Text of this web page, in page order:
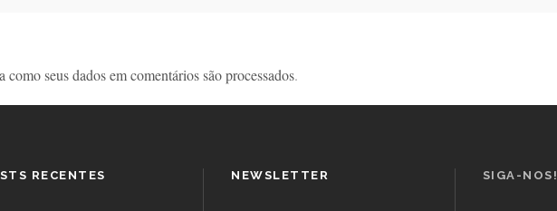
como seus dados em comentários são processados.
RECENTES NEWSLETTER SIGA-NOS!